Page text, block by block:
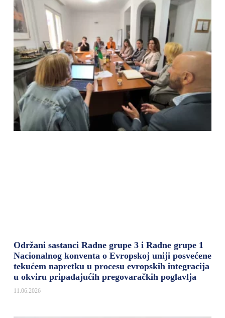
Održani sastanci Radne grupe 3 i Radne grupe 1
Nacionalnog konventa o Evropskoj uniji posvećene
tekućem napretku u procesu evropskih integracija
u okviru pripadajućih pregovaračkih poglavlja
11.06.2026